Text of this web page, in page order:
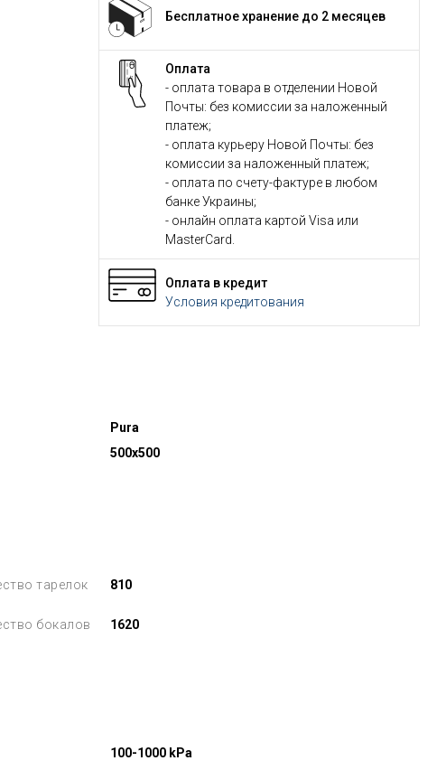
Бесплатное хранение до 2 месяцев
Оплата
- оплата товара в отделении Новой
Почты: без комиссии за наложенный
платеж;
- оплата курьеру Новой Почты: без
комиссии за наложенный платеж;
- оплата по счету-фактуре в любом
банке Украины;
- онлайн оплата картой Visa или
MasterCard.
Оплата в кредит
Условия кредитования
Pura
500x500
тарелок
810
бокалов
1620
100-1000 kPa